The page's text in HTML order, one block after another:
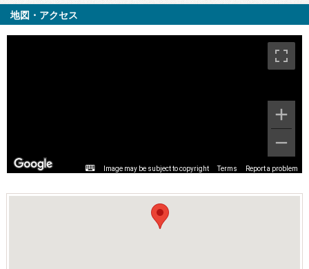
地図・アクセス
Image may be subject to copyright Terms Report a problem